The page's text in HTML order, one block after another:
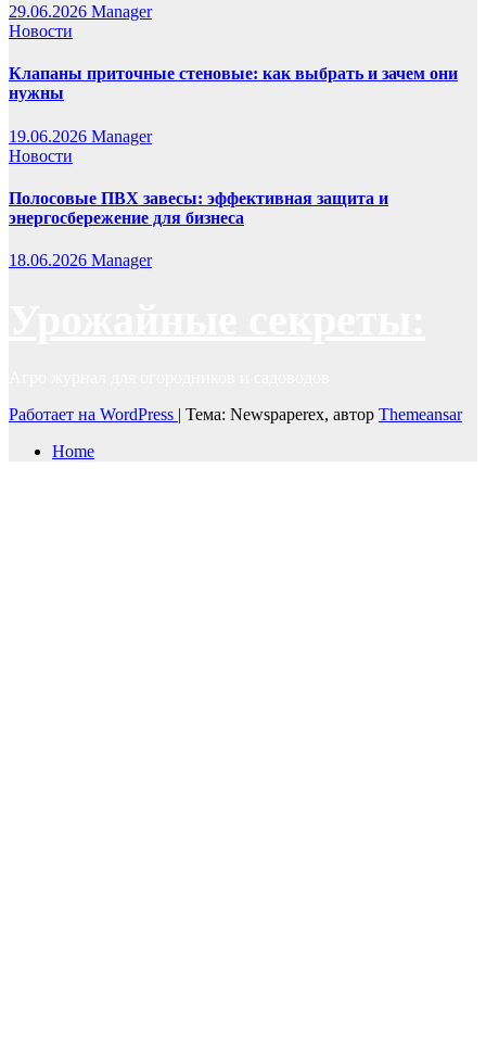
29.06.2026 Manager
Новости
Клапаны приточные стеновые: как выбрать и зачем они
нужны
19.06.2026 Manager
Новости
Полосовые ПВХ завесы: эффективная защита и
энергосбережение для бизнеса
18.06.2026 Manager
Работает на WordPress | Тема: Newspaperex, автор Themeansar
Home